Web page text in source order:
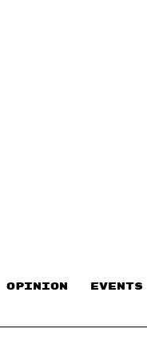
OPINION EVENTS